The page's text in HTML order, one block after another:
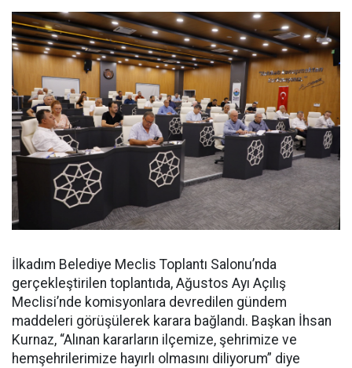
İlkadım Belediye Meclis Toplantı Salonu’nda
gerçekleştirilen toplantıda, Ağustos Ayı Açılış
Meclisi’nde komisyonlara devredilen gündem
maddeleri görüşülerek karara bağlandı. Başkan İhsan
Kurnaz, “Alınan kararların ilçemize, şehrimize ve
hemşehrilerimize hayırlı olmasını diliyorum” diye